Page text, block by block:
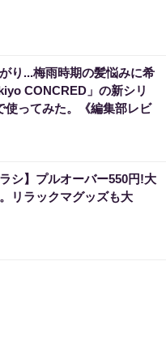
り...梅雨時期の髪悩みに希
CONCRED」の新シリ
使ってみた。《編集部レビ
シ】プルオーバー550円!大
リラックマグッズも大